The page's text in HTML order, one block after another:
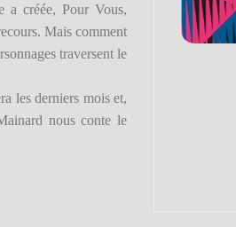
a créée, Pour Vous,
Mais comment
traversent le
les derniers mois et,
nous conte le